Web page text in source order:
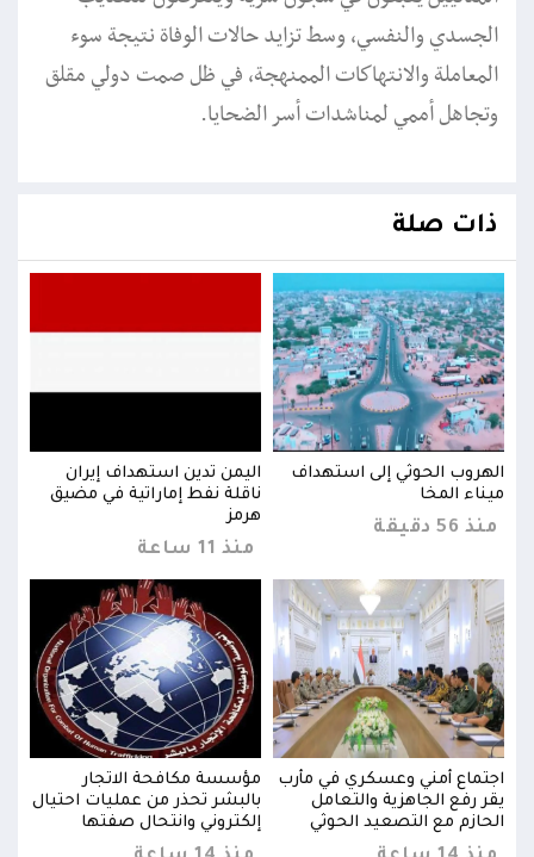
الجسدي والنفسي، وسط تزايد حالات الوفاة نتيجة سوء
المعاملة والانتهاكات الممنهجة، في ظل صمت دولي مقلق
وتجاهل أممي لمناشدات أسر الضحايا.
ذات صلة
الهروب الحوثي إلى استهداف
ميناء المخا
منذ 56 دقيقة
اليمن تدين استهداف إيران
ناقلة نفط إماراتية في مضيق
هرمز
منذ 11 ساعة
اجتماع أمني وعسكري في مأرب
يقر رفع الجاهزية والتعامل
الحازم مع التصعيد الحوثي
مؤسسة مكافحة الاتجار
بالبشر تحذر من عمليات احتيال
إلكتروني وانتحال صفتها